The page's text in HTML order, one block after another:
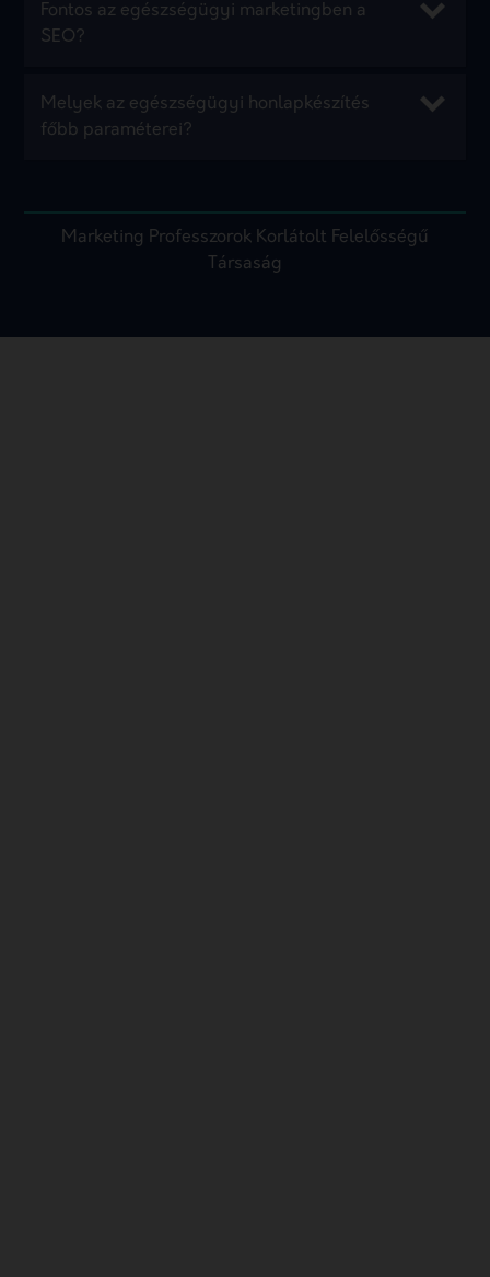
Fontos az egészségügyi marketingben a
SEO?
Melyek az egészségügyi honlapkészítés
főbb paraméterei?
Marketing Professzorok Korlátolt Felelősségű
Társaság